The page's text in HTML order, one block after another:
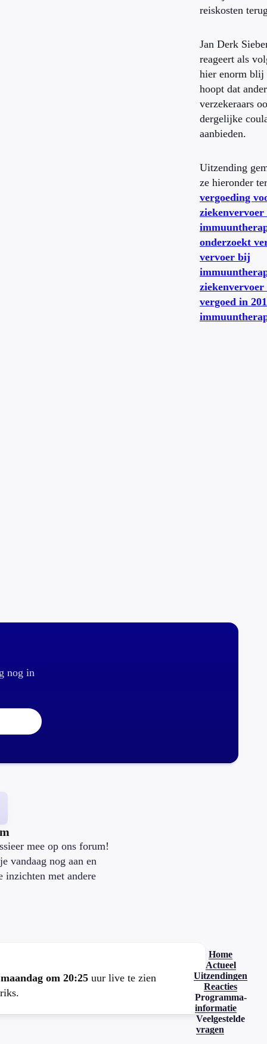
reiskosten
Jan Derk
reageert als
hier enorm
hoopt dat
verzekeraars
dergelijke
aanbieden.
Uitzending
ze hieronder
vergoeding
onderzoekt
vervoer bij
vergoed in
nog in
mee op ons forum!
vandaag nog aan en
inzichten met andere
maandag om 20:25 uur live te zien
Home
Actueel
Uitzendingen
Reacties
Programma-
informatie
Veelgestelde
vragen